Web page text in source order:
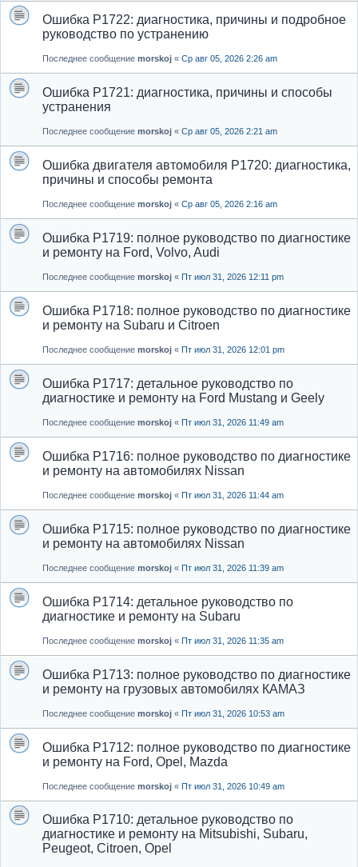
Ошибка P1722: диагностика, причины и подробное
руководство по устранению
Последнее сообщение morskoj « Ср авг 05, 2026 2:26 am
Ошибка P1721: диагностика, причины и способы
устранения
Последнее сообщение morskoj « Ср авг 05, 2026 2:21 am
Ошибка двигателя автомобиля P1720: диагностика,
причины и способы ремонта
Последнее сообщение morskoj « Ср авг 05, 2026 2:16 am
Ошибка P1719: полное руководство по диагностике
и ремонту на Ford, Volvo, Audi
Последнее сообщение morskoj « Пт июл 31, 2026 12:11 pm
Ошибка P1718: полное руководство по диагностике
и ремонту на Subaru и Citroen
Последнее сообщение morskoj « Пт июл 31, 2026 12:01 pm
Ошибка P1717: детальное руководство по
диагностике и ремонту на Ford Mustang и Geely
Последнее сообщение morskoj « Пт июл 31, 2026 11:49 am
Ошибка P1716: полное руководство по диагностике
и ремонту на автомобилях Nissan
Последнее сообщение morskoj « Пт июл 31, 2026 11:44 am
Ошибка P1715: полное руководство по диагностике
и ремонту на автомобилях Nissan
Последнее сообщение morskoj « Пт июл 31, 2026 11:39 am
Ошибка P1714: детальное руководство по
диагностике и ремонту на Subaru
Последнее сообщение morskoj « Пт июл 31, 2026 11:35 am
Ошибка P1713: полное руководство по диагностике
и ремонту на грузовых автомобилях КАМАЗ
Последнее сообщение morskoj « Пт июл 31, 2026 10:53 am
Ошибка P1712: полное руководство по диагностике
и ремонту на Ford, Opel, Mazda
Последнее сообщение morskoj « Пт июл 31, 2026 10:49 am
Ошибка P1710: детальное руководство по
диагностике и ремонту на Mitsubishi, Subaru,
Peugeot, Citroen, Opel